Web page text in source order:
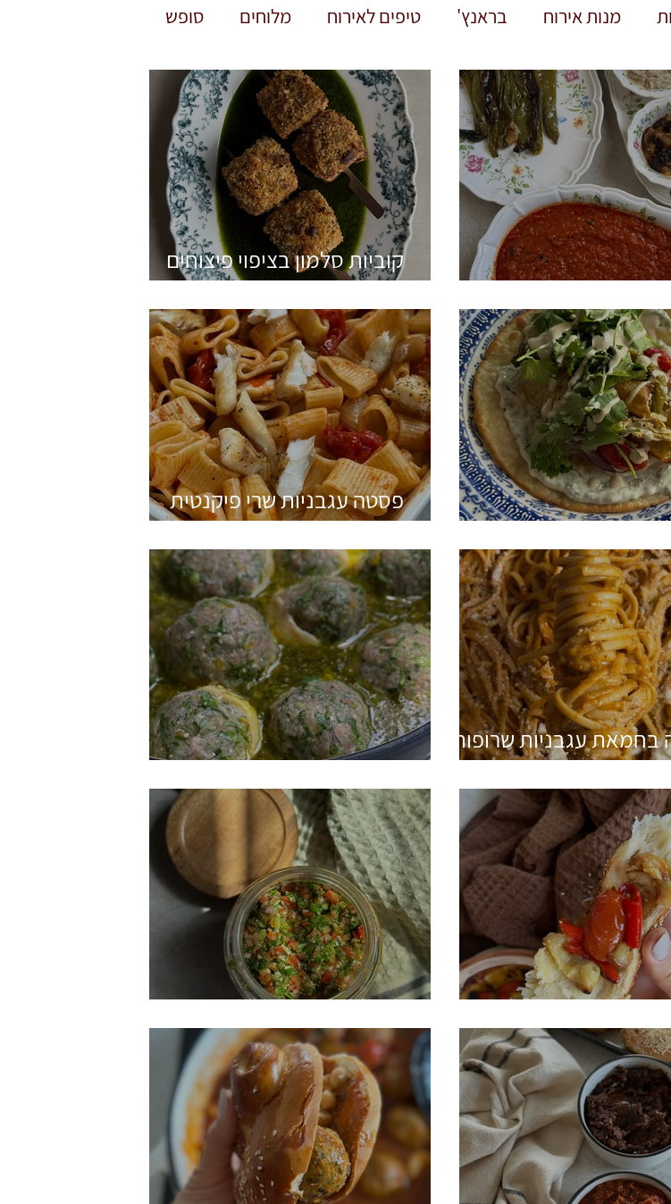
מנות אירוח בראנץ' טיפים לאירוח מלוחים סופש
חנוכה ראש השנה פורים פסח יום העצמאות שבועות
של שישי
קוביות סלמון בציפוי פיצוחים
ופירורי לחם
דג
פסטה עגבניות שרי פיקנטית
ולברק
עגבניות שרופות,
ונגיעת חריף
קציצות דגים ברוטב לימוני
חריף צ'ימיצ'ורי